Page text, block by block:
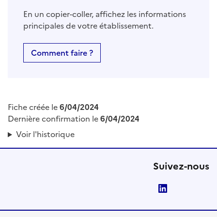
En un copier-coller, affichez les informations
principales de votre établissement.
Comment faire ?
Fiche créée le6/04/2024
Dernière confirmation le6/04/2024
Voir l'historique
Suivez-nous